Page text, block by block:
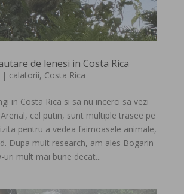
de lenesi in Costa Rica
| calatorii, Costa Rica
in Costa Rica si sa nu incerci sa vezi
cel putin, sunt multiple trasee pe
pentru a vedea faimoasele animale,
Dupa mult research, am ales Bogarin
uri mult mai bune decat...